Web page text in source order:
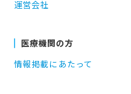
運営会社
医療機関の方
情報掲載にあたって